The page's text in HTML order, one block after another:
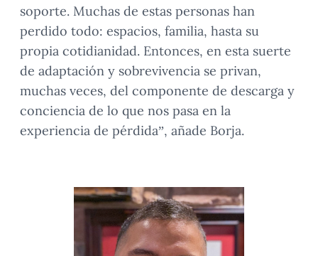
soporte. Muchas de estas personas han
perdido todo: espacios, familia, hasta su
propia cotidianidad. Entonces, en esta suerte
de adaptación y sobrevivencia se privan,
muchas veces, del componente de descarga y
conciencia de lo que nos pasa en la
experiencia de pérdida”, añade Borja.